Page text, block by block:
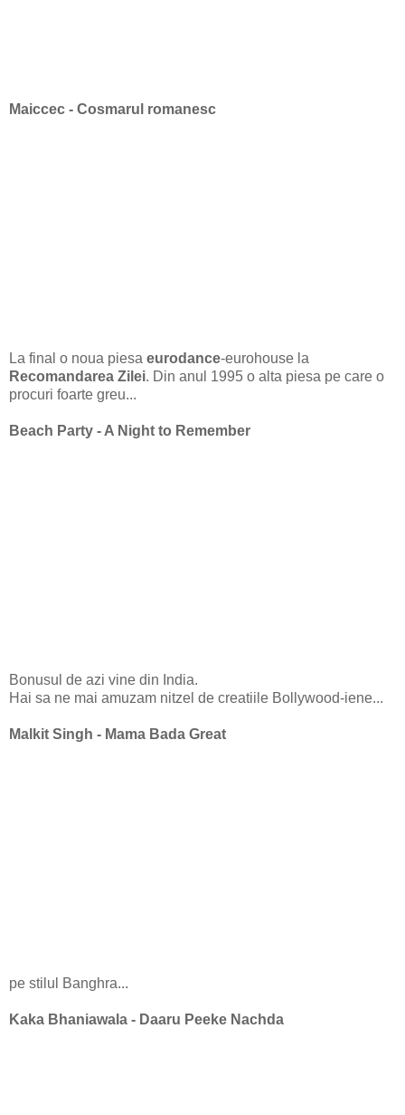
Maiccec - Cosmarul romanesc
La final o noua piesa eurodance-eurohouse la
Recomandarea Zilei. Din anul 1995 o alta piesa pe care o
procuri foarte greu...
Beach Party - A Night to Remember
Bonusul de azi vine din India.
Hai sa ne mai amuzam nitzel de creatiile Bollywood-iene...
Malkit Singh - Mama Bada Great
pe stilul Banghra...
Kaka Bhaniawala - Daaru Peeke Nachda